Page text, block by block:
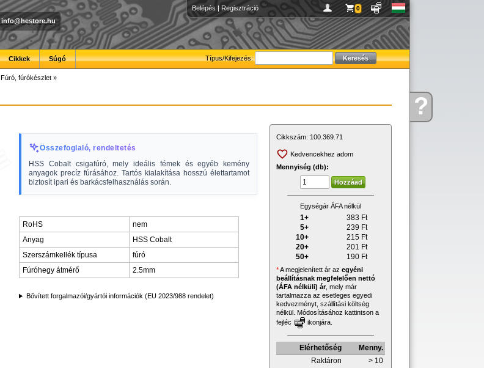
Kérdése?
Belépés | Regisztráció 0
info@hestore.hu
Típus/Kifejezés:
Cikkek Súgó
Fúró, fúrókészlet »
Összefoglaló, rendeltetés
HSS Cobalt csigafúró, mely ideális fémek és egyéb kemény
anyagok precíz fúrásához. Tartós kialakítása hosszú élettartamot
biztosít ipari és barkácsfelhasználás során.
RoHS
nem
Anyag
HSS Cobalt
Szerszámkellék típusa
fúró
Fúróhegy átmérő
2.5mm
Bővített forgalmazói/gyártói információk (EU 2023/988 rendelet)
Cikkszám: 100.369.71
Kedvencekhez adom
Mennyiség (db):
Egységár ÁFA nélkül
1+ 383 Ft
5+
239 Ft
10+
215 Ft
20+
201 Ft
50+
190 Ft
*A megjelenített ár az egyéni
beállításnak megfelelően nettó
(ÁFA nélküli) ár, mely már
tartalmazza az esetleges egyedi
kedvezményt, szállítási költség
nélkül. Módosításához kattintson a
fejléc
ikonjára.
Elérhetőség
Menny.
Raktáron
> 10